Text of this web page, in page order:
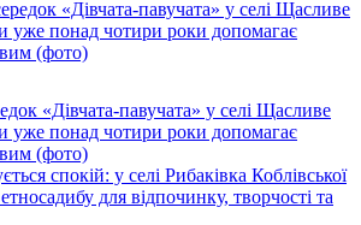
«Дівчата-павучата» у селі Щасливе
уже понад чотири роки допомагає
(фото)